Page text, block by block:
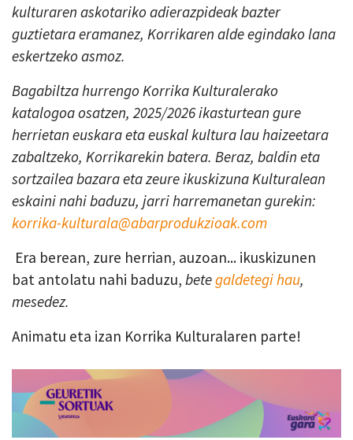
kulturaren askotariko adierazpideak bazter
guztietara eramanez, Korrikaren alde egindako lana
eskertzeko asmoz.
Bagabiltza hurrengo Korrika Kulturalerako
katalogoa osatzen, 2025/2026 ikasturtean gure
herrietan euskara eta euskal kultura lau haizeetara
zabaltzeko, Korrikarekin batera. Beraz, baldin eta
sortzailea bazara eta zeure ikuskizuna Kulturalean
eskaini nahi baduzu, jarri harremanetan gurekin:
korrika-kulturala@abarprodukzioak.com
Era berean, zure herrian, auzoan... ikuskizunen
bat antolatu nahi baduzu, betegaldetegi hau,
mesedez.
Animatu eta izan Korrika Kulturalaren parte!